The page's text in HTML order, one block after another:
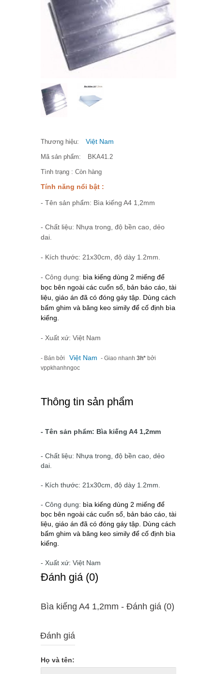
Thương hiệu: Việt Nam
Mã sản phẩm: BKA41.2
Tình trạng : Còn hàng
Tính năng nổi bật :
- Tên sản phẩm: Bìa kiếng A4 1,2mm
- Chất liệu: Nhựa trong, độ bền cao, dẻo
dai.
- Kích thước: 21x30cm, độ dày 1.2mm.
- Công dụng: bìa kiếng dùng 2 miếng để
bọc bên ngoài các cuốn sổ, bản báo cáo, tài
liệu, giáo án đã có đóng gáy tập. Dùng cách
bấm ghim và băng keo simily để cố định bìa
kiếng.
- Xuất xứ: Việt Nam
- Bán bởi Việt Nam - Giao nhanh 3h* bởi
vppkhanhngoc
Thông tin sản phẩm
- Tên sản phẩm: Bìa kiếng A4 1,2mm
- Chất liệu: Nhựa trong, độ bền cao, dẻo
dai.
- Kích thước: 21x30cm, độ dày 1.2mm.
- Công dụng: bìa kiếng dùng 2 miếng để
bọc bên ngoài các cuốn sổ, bản báo cáo, tài
liệu, giáo án đã có đóng gáy tập. Dùng cách
bấm ghim và băng keo simily để cố định bìa
kiếng.
- Xuất xứ: Việt Nam
Ðánh giá (0)
Bìa kiếng A4 1,2mm - Ðánh giá (0)
Đánh giá
Họ và tên: